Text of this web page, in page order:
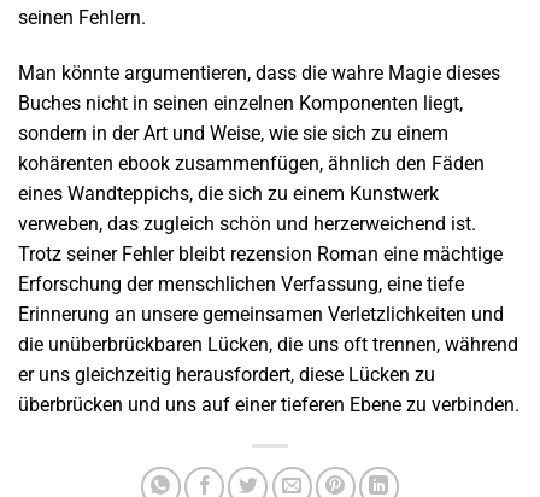
seinen Fehlern.
Man könnte argumentieren, dass die wahre Magie dieses
Buches nicht in seinen einzelnen Komponenten liegt,
sondern in der Art und Weise, wie sie sich zu einem
kohärenten ebook zusammenfügen, ähnlich den Fäden
eines Wandteppichs, die sich zu einem Kunstwerk
verweben, das zugleich schön und herzerweichend ist.
Trotz seiner Fehler bleibt rezension Roman eine mächtige
Erforschung der menschlichen Verfassung, eine tiefe
Erinnerung an unsere gemeinsamen Verletzlichkeiten und
die unüberbrückbaren Lücken, die uns oft trennen, während
er uns gleichzeitig herausfordert, diese Lücken zu
überbrücken und uns auf einer tieferen Ebene zu verbinden.